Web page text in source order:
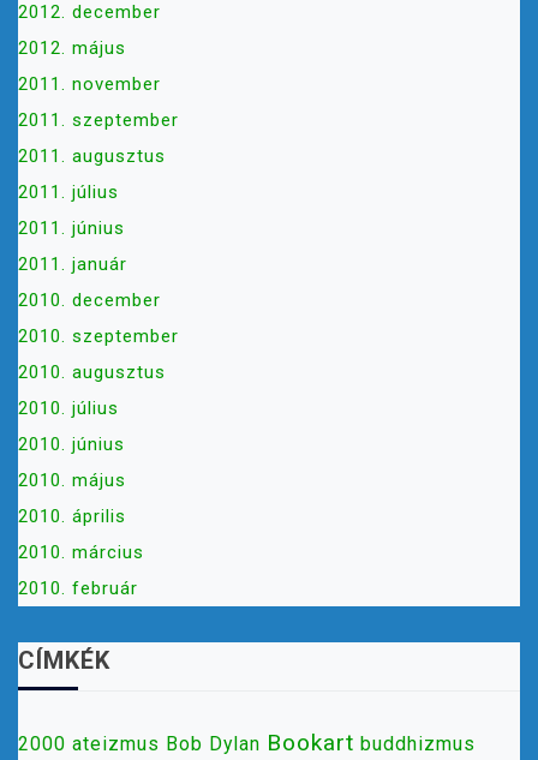
2012. december
2012. május
2011. november
2011. szeptember
2011. augusztus
2011. július
2011. június
2011. január
2010. december
2010. szeptember
2010. augusztus
2010. július
2010. június
2010. május
2010. április
2010. március
2010. február
CÍMKÉK
2000 ateizmus Bob Dylan Bookart buddhizmus